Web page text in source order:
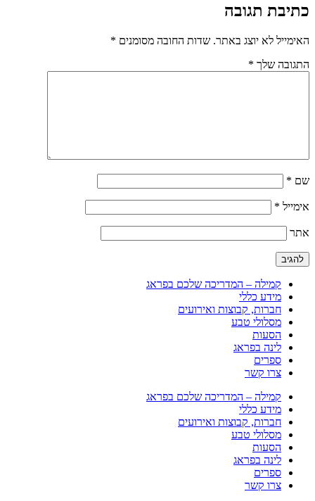
כתיבת תגובה
האימייל לא יוצג באתר. שדות החובה מסומנים *
התגובה שלך *
שם *
אימייל *
אתר
קמילה – המדריכה שלכם בפראג
מידע כללי
חברות, קבוצות ואירועים
מסלולי טבע
הסעות
לינה בפראג
ספרים
צרו קשר
קמילה – המדריכה שלכם בפראג
מידע כללי
חברות, קבוצות ואירועים
מסלולי טבע
הסעות
לינה בפראג
ספרים
צרו קשר